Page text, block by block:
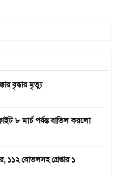
বৃদ্ধার মৃত্যু
৮ মার্চ পর্যন্ত বাতিল করলো
১১২ বোতলসহ গ্রেপ্তার ১